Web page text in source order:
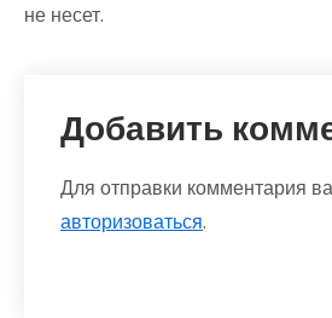
не несет.
Добавить
Для отправки комментария
авторизоваться.